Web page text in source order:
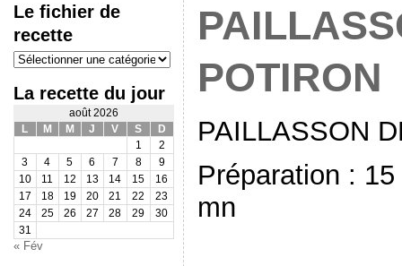
Le fichier de
recette
Le
fichier
recette
La recette du jour
août 2026
L
M M J V S
D
1
2
3
4 5 6 7 8
9
10
11 12 13 14 15
16
17
18 19 20 21 22
23
24
25 26 27 28 29
30
31
« Fév
POTIRON
PAILLASSON
Préparation :
mn